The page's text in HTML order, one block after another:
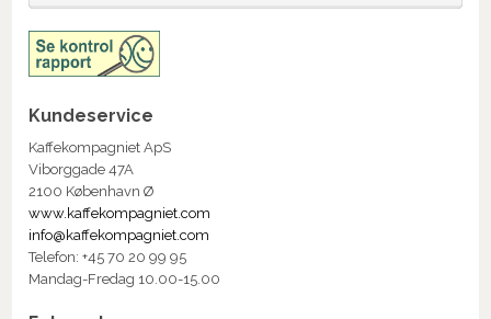
Kundeservice
Kaffekompagniet ApS
Viborggade 47A
2100 København Ø
www.kaffekompagniet.com
info@kaffekompagniet.com
Telefon: +45 70 20 99 95
Mandag-Fredag 10.00-15.00